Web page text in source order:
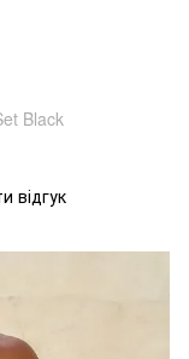
Black
відгук